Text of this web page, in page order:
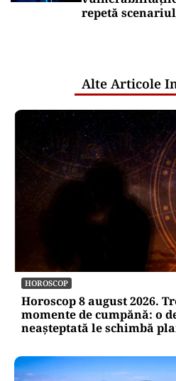
repetă scenariul
Alte Articole
HOROSCOP
Horoscop 8 august 2026.
momente de cumpănă: o
neașteptată le schimbă